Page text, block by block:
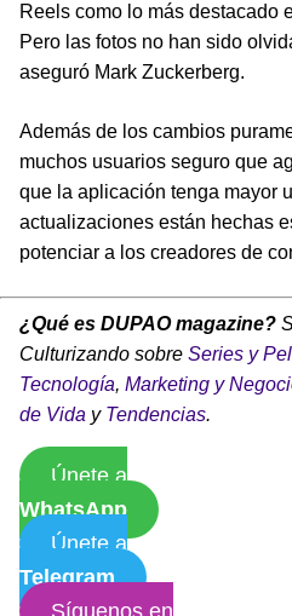
Reels como lo más destacado
Pero las fotos no han sido
aseguró Mark Zuckerberg.
Además de los cambios
muchos usuarios seguro que
que la aplicación tenga mayor
actualizaciones están hechas
potenciar a los creadores de
¿Qué es DUPAO magazine?
Culturizando sobre Series y
Tecnología, Marketing y
de Vida y Tendencias.
Únete a
WhatsApp
Únete a
Telegram
Síguenos en